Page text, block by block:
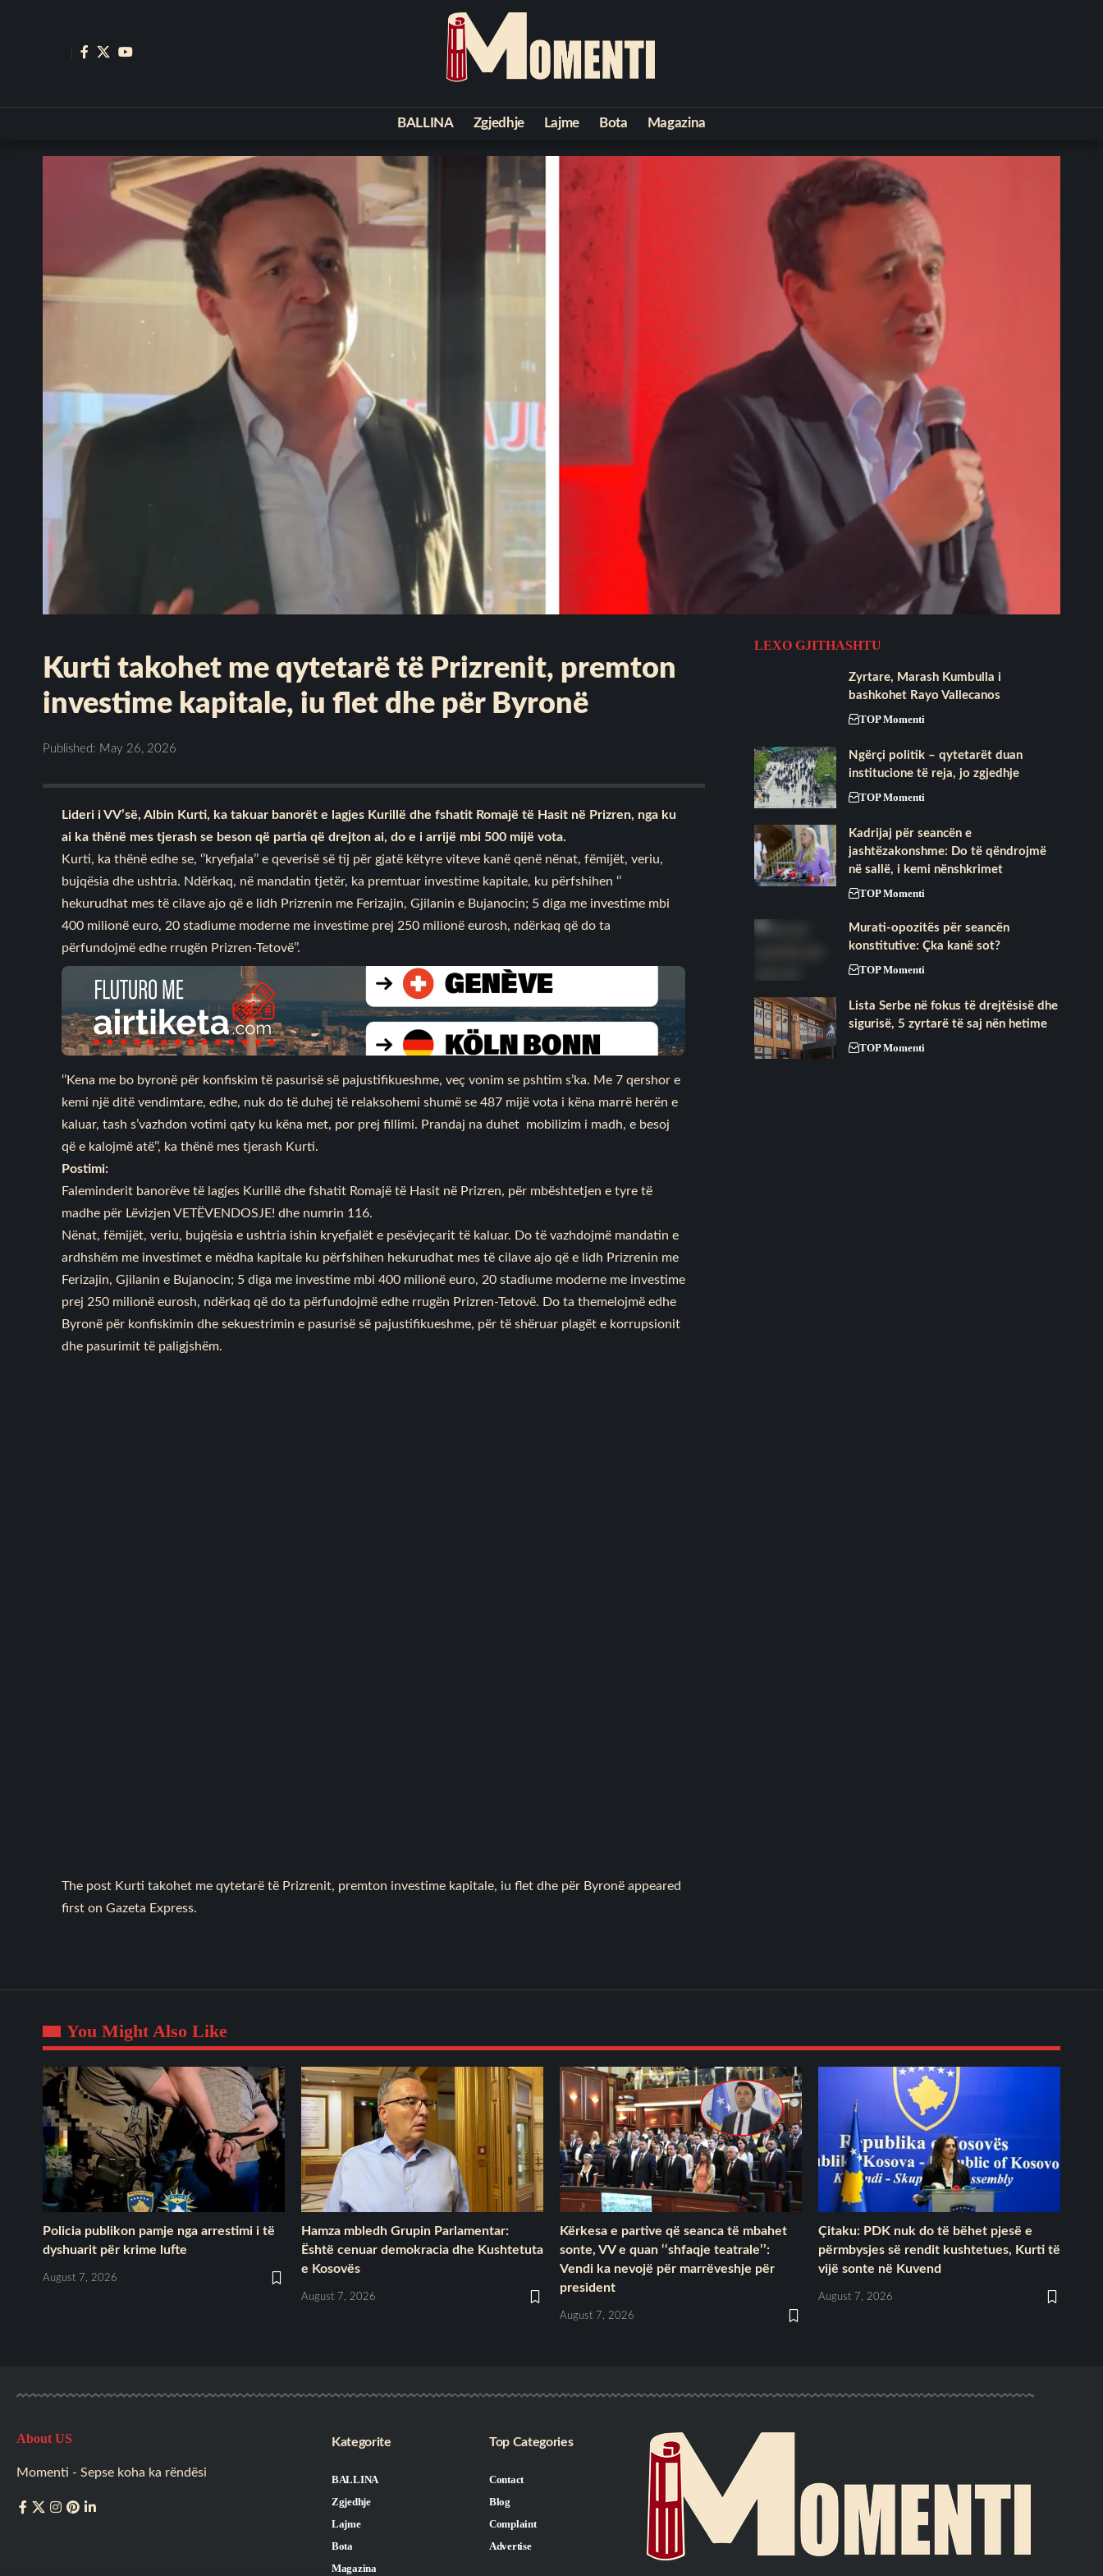
BALLINA Zgjedhje Lajme Bota Magazina
Kurti takohet me qytetarë të Prizrenit, premton
investime kapitale, iu flet dhe për Byronë
Published: May 26, 2026
Lideri i VV’së, Albin Kurti, ka takuar banorët e lagjes Kurillë dhe fshatit Romajë të Hasit në Prizren, nga ku
ai ka thënë mes tjerash se beson që partia që drejton ai, do e i arrijë mbi 500 mijë vota.
Kurti, ka thënë edhe se, ‘’kryefjala’’ e qeverisë së tij për gjatë këtyre viteve kanë qenë nënat, fëmijët, veriu,
bujqësia dhe ushtria. Ndërkaq, në mandatin tjetër, ka premtuar investime kapitale, ku përfshihen ‘’
hekurudhat mes të cilave ajo që e lidh Prizrenin me Ferizajin, Gjilanin e Bujanocin; 5 diga me investime mbi
400 milionë euro, 20 stadiume moderne me investime prej 250 milionë eurosh, ndërkaq që do ta
përfundojmë edhe rrugën Prizren-Tetovë’’.
‘’Kena me bo byronë për konfiskim të pasurisë së pajustifikueshme, veç vonim se pshtim s’ka. Me 7 qershor e
kemi një ditë vendimtare, edhe, nuk do të duhej të relaksohemi shumë se 487 mijë vota i këna marrë herën e
kaluar, tash s’vazhdon votimi qaty ku këna met, por prej fillimi. Prandaj na duhet mobilizim i madh, e besoj
që e kalojmë atë’’, ka thënë mes tjerash Kurti.
Postimi:
Faleminderit banorëve të lagjes Kurillë dhe fshatit Romajë të Hasit në Prizren, për mbështetjen e tyre të
madhe për Lëvizjen VETËVENDOSJE! dhe numrin 116.
Nënat, fëmijët, veriu, bujqësia e ushtria ishin kryefjalët e pesëvjeçarit të kaluar. Do të vazhdojmë mandatin e
ardhshëm me investimet e mëdha kapitale ku përfshihen hekurudhat mes të cilave ajo që e lidh Prizrenin me
Ferizajin, Gjilanin e Bujanocin; 5 diga me investime mbi 400 milionë euro, 20 stadiume moderne me investime
prej 250 milionë eurosh, ndërkaq që do ta përfundojmë edhe rrugën Prizren-Tetovë. Do ta themelojmë edhe
Byronë për konfiskimin dhe sekuestrimin e pasurisë së pajustifikueshme, për të shëruar plagët e korrupsionit
dhe pasurimit të paligjshëm.
The post Kurti takohet me qytetarë të Prizrenit, premton investime kapitale, iu flet dhe për Byronë appeared
first onGazeta Express.
LEXO GJITHASHTU
Zyrtare, Marash Kumbulla i
bashkohet Rayo Vallecanos
TOP Momenti
Ngërçi politik – qytetarët duan
institucione të reja, jo zgjedhje
TOP Momenti
Kadrijaj për seancën e
jashtëzakonshme: Do të qëndrojmë
në sallë, i kemi nënshkrimet
TOP Momenti
​Murati-opozitës për seancën
konstitutive: Çka kanë sot?
TOP Momenti
Lista Serbe në fokus të drejtësisë dhe
sigurisë, 5 zyrtarë të saj nën hetime
TOP Momenti
You Might Also Like
Policia publikon pamje nga arrestimi i të
dyshuarit për krime lufte
August 7, 2026
Hamza mbledh Grupin Parlamentar:
Është cenuar demokracia dhe Kushtetuta
e Kosovës
August 7, 2026
Kërkesa e partive që seanca të mbahet
sonte, VV e quan ‘‘shfaqje teatrale’’:
Vendi ka nevojë për marrëveshje për
president
August 7, 2026
Çitaku: PDK nuk do të bëhet pjesë e
përmbysjes së rendit kushtetues, Kurti të
vijë sonte në Kuvend
August 7, 2026
About US
Momenti - Sepse koha ka rëndësi
Kategorite
BALLINA
Zgjedhje
Lajme
Bota
Magazina
Top Categories
Contact
Blog
Complaint
Advertise